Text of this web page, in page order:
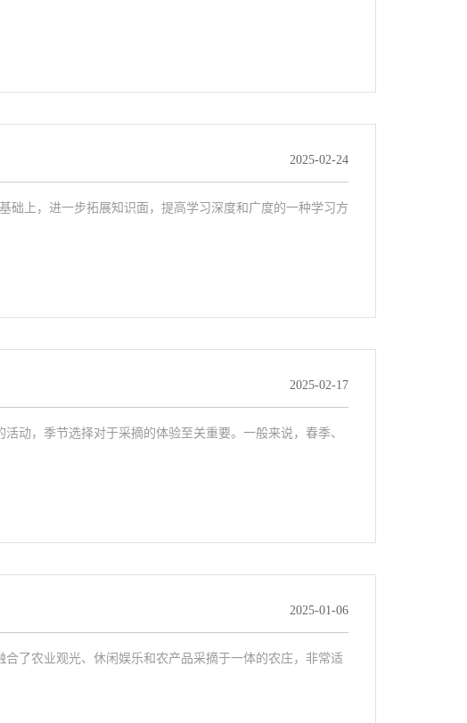
2025-02-24
础上，进一步拓展知识面，提高学习深度和广度的一种学习方
2025-02-17
动，季节选择对于采摘的体验至关重要。一般来说，春季、
2025-01-06
了农业观光、休闲娱乐和农产品采摘于一体的农庄，非常适